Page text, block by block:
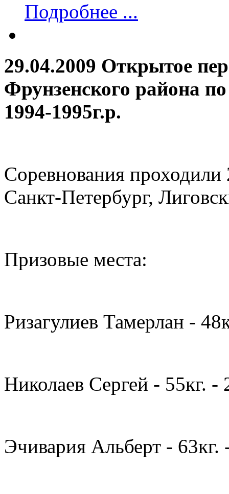
Подробнее ...
29.04.2009 Открытое
Фрунзенского района
1994-1995г.р.
Соревнования проходили
Санкт-Петербург,
Призовые места:
Ризагулиев Тамерлан -
Николаев Сергей - 55кг. -
Эчивария Альберт - 63кг.